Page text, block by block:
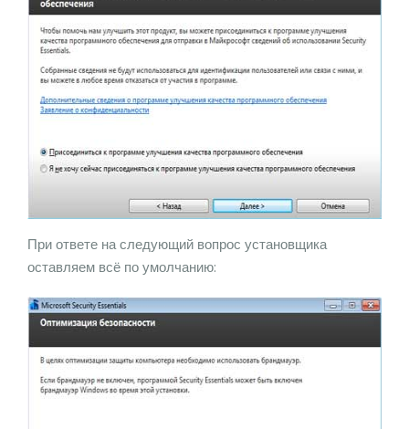
При ответе на следующий вопрос установщика
оставляем всё по умолчанию: